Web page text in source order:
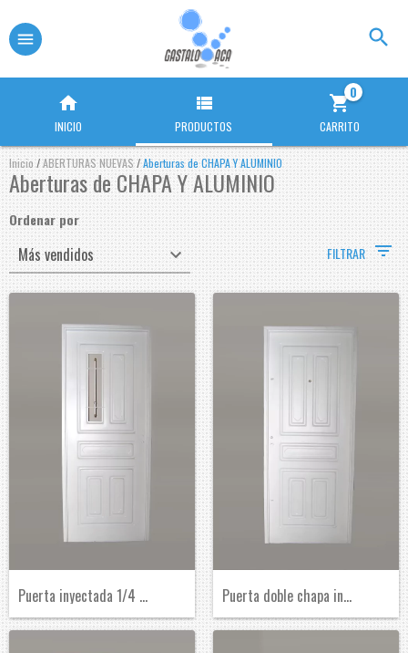
INICIO PRODUCTOS CARRITO
0
Inicio /ABERTURAS NUEVAS /Aberturas de CHAPA Y ALUMINIO
Aberturas de CHAPA Y ALUMINIO
Ordenar por
FILTRAR
Puerta inyectada 1/4 de reja Puerta doble chapa inyectada ciega